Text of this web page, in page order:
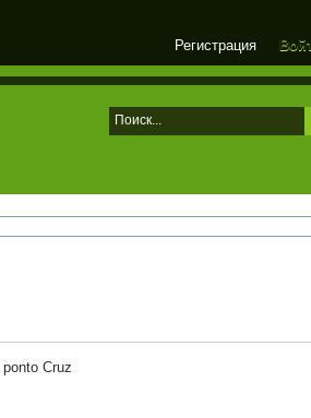
Регистрация
Cruz